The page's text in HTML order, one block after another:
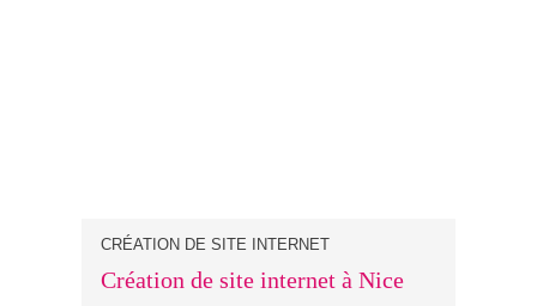
CRÉATION DE SITE INTERNET
Création de site internet à Nice